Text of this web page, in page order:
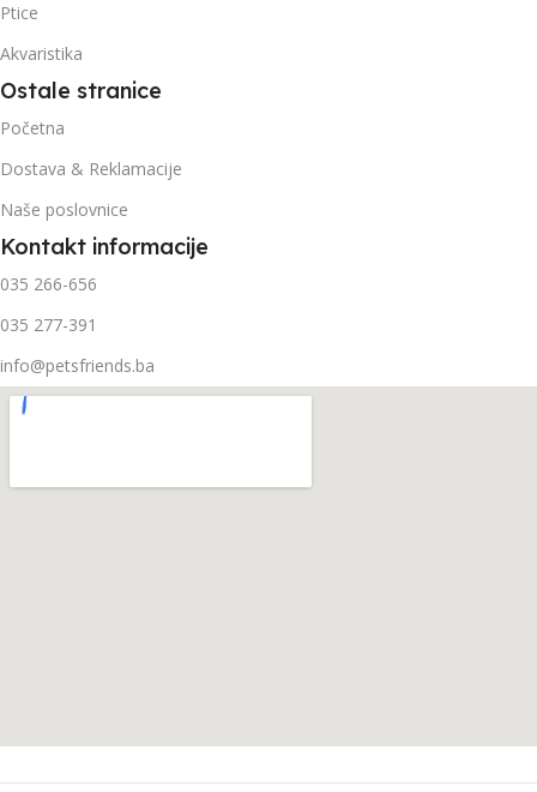
Ptice
Akvaristika
Ostale stranice
Početna
Dostava & Reklamacije
Naše poslovnice
Kontakt informacije
035 266-656
035 277-391
info@petsfriends.ba